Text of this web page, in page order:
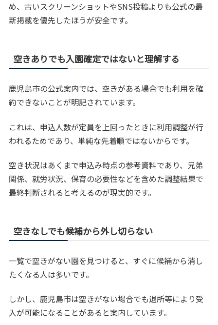
め、古いスクリーンショットやSNS投稿よりも公式の最
新掲載を優先したほうが安全です。
空きありでも入園確定ではないと理解する
鹿児島市の公式案内では、空きがある場合でも利用を確
約できないことが明記されています。
これは、申込人数が定員を上回ったときに利用調整が行
われるためであり、単純な先着順ではないからです。
空き状況はあくまで申込み時点の参考資料であり、兄弟
関係、就労状況、保育の必要性などを含めた調整結果で
最終判断されると考えるのが現実的です。
空きなしでも候補から外し切らない
一覧で空きがない園を見つけると、すぐに候補から消し
たくなる人は多いです。
しかし、鹿児島市は空きがない場合でも退所等により受
入が可能になることがあると案内しています。